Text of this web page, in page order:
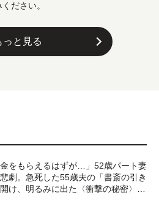
ださい。
っと見る
金をもらえるはずが…」52歳パート妻
劇。急死した55歳夫の「書斎の引き
け、明るみに出た〈衝撃の秘密〉